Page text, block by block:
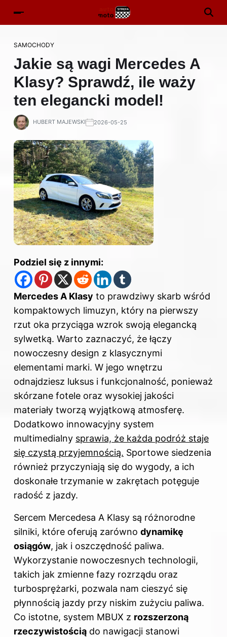
SAMOCHODY
Jakie są wagi Mercedes A
Klasy? Sprawdź, ile waży
ten elegancki model!
HUBERT MAJEWSKI 2026-05-25
Podziel się z innymi:
Mercedes A Klasy to prawdziwy skarb wśród
kompaktowych limuzyn, który na pierwszy
rzut oka przyciąga wzrok swoją elegancką
sylwetką. Warto zaznaczyć, że łączy
nowoczesny design z klasycznymi
elementami marki. W jego wnętrzu
odnajdziesz luksus i funkcjonalność, ponieważ
skórzane fotele oraz wysokiej jakości
materiały tworzą wyjątkową atmosferę.
Dodatkowo innowacyjny system
multimedialny sprawia, że każda podróż staje
się czystą przyjemnością. Sportowe siedzenia
również przyczyniają się do wygody, a ich
doskonałe trzymanie w zakrętach potęguje
radość z jazdy.
Sercem Mercedesa A Klasy są różnorodne
silniki, które oferują zarówno dynamikę
osiągów, jak i oszczędność paliwa.
Wykorzystanie nowoczesnych technologii,
takich jak zmienne fazy rozrządu oraz
turbosprężarki, pozwala nam cieszyć się
płynnością jazdy przy niskim zużyciu paliwa.
Co istotne, system MBUX z rozszerzoną
rzeczywistością do nawigacji stanowi